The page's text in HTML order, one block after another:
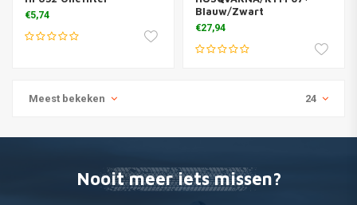
€5,74
Blauw/Zwart
€27,94
Meest bekeken 24
Nooit meer iets missen?